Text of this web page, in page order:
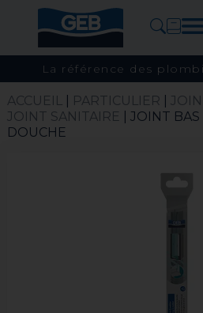
La référence des
ACCUEIL| PARTICULIER
JOINT SANITAIRE
| JOINT
DOUCHE